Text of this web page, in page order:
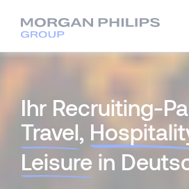
Ihr Recruiting-
Travel,
Leisure in